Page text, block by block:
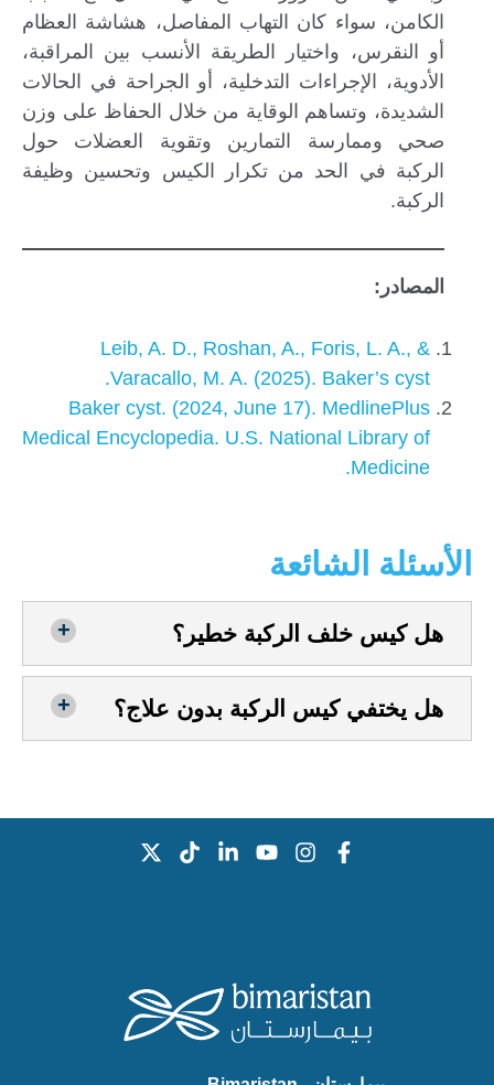
الكامن، سواء كان التهاب المفاصل، هشاشة العظام
أو النقرس، واختيار الطريقة الأنسب بين المراقبة،
الأدوية، الإجراءات التدخلية، أو الجراحة في الحالات
الشديدة، وتساهم الوقاية من خلال الحفاظ على وزن
صحي وممارسة التمارين وتقوية العضلات حول
الركبة في الحد من تكرار الكيس وتحسين وظيفة
الركبة.
المصادر:
Leib, A. D., Roshan, A., Foris, L. A., &
Varacallo, M. A. (2025). Baker’s cyst.
Baker cyst. (2024, June 17). MedlinePlus
Medical Encyclopedia. U.S. National Library of
Medicine.
الأسئلة الشائعة
هل كيس خلف الركبة خطير؟
هل يختفي كيس الركبة بدون علاج؟